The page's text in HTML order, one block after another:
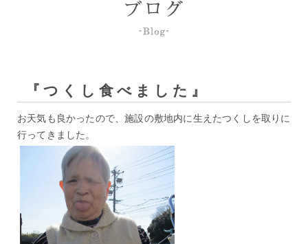
『つくし食べました』
お天気も良かったので、施設の敷地内に生えたつくしを取りに
行ってきました。